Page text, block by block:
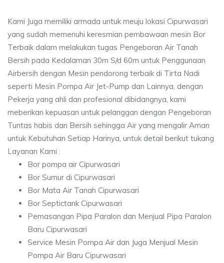
Kami Juga memiliki armada untuk meuju lokasi Cipurwasari
yang sudah memenuhi keresmian pembawaan mesin Bor
Terbaik dalam melakukan tugas Pengeboran Air Tanah
Bersih pada Kedalaman 30m S/d 60m untuk Penggunaan
Airbersih dengan Mesin pendorong terbaik di Tirta Nadi
seperti Mesin Pompa Air Jet-Pump dan Lainnya, dengan
Pekerja yang ahli dan profesional dibidangnya, kami
meberikan kepuasan untuk pelanggan dengan Pengeboran
Tuntas habis dan Bersih sehingga Air yang mengalir Aman
untuk Kebutuhan Setiap Harinya, untuk detail berikut tukang
Layanan Kami :
Bor pompa air Cipurwasari
Bor Sumur di Cipurwasari
Bor Mata Air Tanah Cipurwasari
Bor Septictank Cipurwasari
Pemasangan Pipa Paralon dan Menjual Pipa Paralon
Baru Cipurwasari
Service Mesin Pompa Air dan Juga Menjual Mesin
Pompa Air Baru Cipurwasari